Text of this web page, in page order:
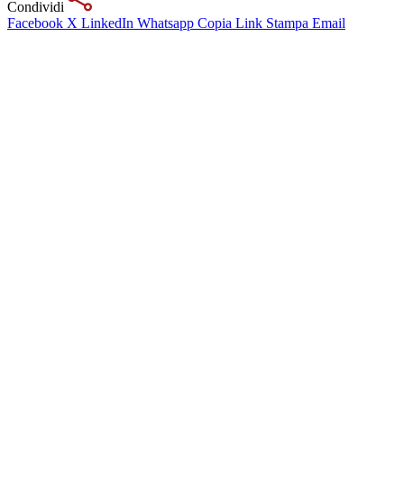
Condividi
Facebook X LinkedIn Whatsapp Copia Link Stampa Email